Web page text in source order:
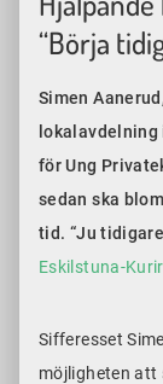
“Börja
Simen
för Ung
sedan ska
tid. “Ju
Eskilstuna-
Sifferesset
möjligheten att